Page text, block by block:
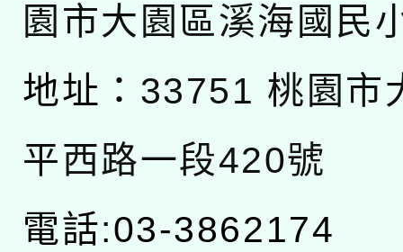
園市大園區溪海國民
地址： 33751 桃園市
平西路一段420號
電話:03-3862174